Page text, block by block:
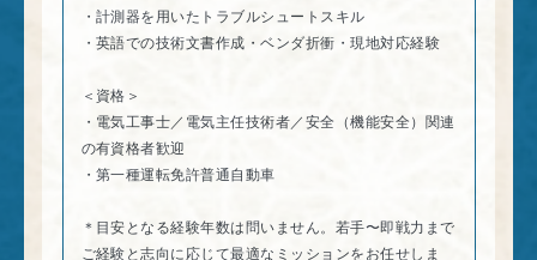
・計測器を用いたトラブルシュートスキル
・英語での技術文書作成・ベンダ折衝・現地対応経験
＜資格＞
・電気工事士／電気主任技術者／安全（機能安全）関連
の有資格者歓迎
・第一種運転免許普通自動車
＊目安となる経験年数は問いません。若手〜即戦力まで
ご経験と志向に応じて最適なミッションをお任せしま